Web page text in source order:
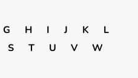
G H I J K
L
S T U V
W